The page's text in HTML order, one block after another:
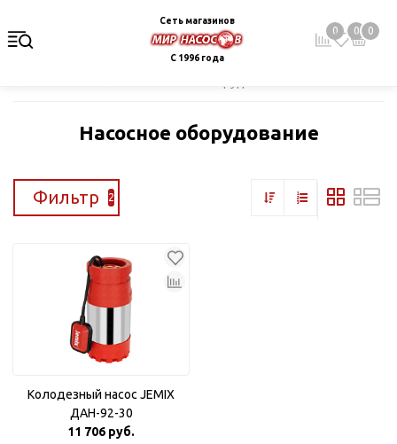
Сеть магазинов
С 1996 года
0 0 0
Насосное оборудование
Фильтр 2
Колодезный насос JEMIX
ДАН-92-30
11 706 руб.